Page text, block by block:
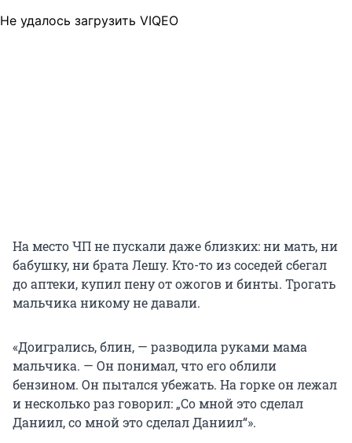
Не удалось загрузить VIQEO
На место ЧП не пускали даже близких: ни мать, ни
бабушку, ни брата Лешу. Кто-то из соседей сбегал
до аптеки, купил пену от ожогов и бинты. Трогать
мальчика никому не давали.
«Доигрались, блин, — разводила руками мама
мальчика. — Он понимал, что его облили
бензином. Он пытался убежать. На горке он лежал
и несколько раз говорил: „Со мной это сделал
Даниил, со мной это сделал Даниил“».